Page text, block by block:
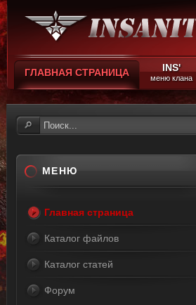
ГЛАВНАЯ СТРАНИЦА INS'
меню клана
МЕНЮ
Главная страница
Каталог файлов
Каталог статей
Форум